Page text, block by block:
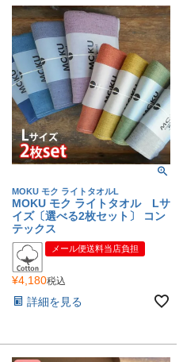
MOKU モク ライトタオルL
MOKU モク ライトタオル Lサ
イズ〔選べる2枚セット〕 コン
テックス
メール便送料当店負担
¥4,180税込
詳細を見る